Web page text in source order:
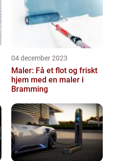
04 december 2023
Maler: Få et flot og friskt
hjem med en maler i
Bramming